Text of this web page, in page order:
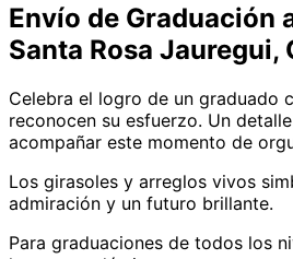
Envío de Graduación
Santa Rosa Jauregui,
Celebra el logro de un graduado
reconocen su esfuerzo. Un
acompañar este momento de
Los girasoles y arreglos vivos
admiración y un futuro brillante.
Para graduaciones de todos los